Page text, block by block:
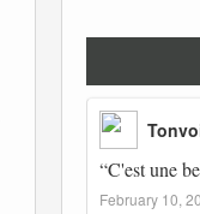
February 10,